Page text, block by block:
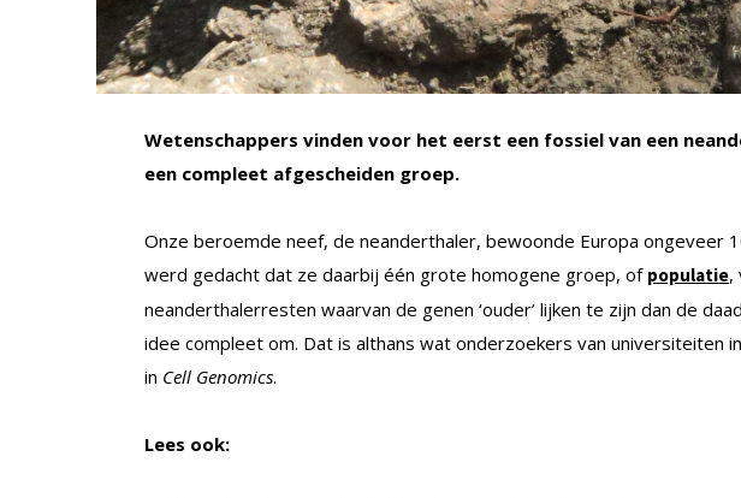
Wetenschappers vinden voor het eerst een fossiel van een
een compleet afgescheiden groep.
Onze beroemde neef, de neanderthaler, bewoonde Europa ongeveer
werd gedacht dat ze daarbij één grote homogene groep, of populatie,
neanderthalerresten waarvan de genen ‘ouder’ lijken te zijn dan de
idee compleet om. Dat is althans wat onderzoekers van universiteiten
in Cell Genomics.
Lees ook: